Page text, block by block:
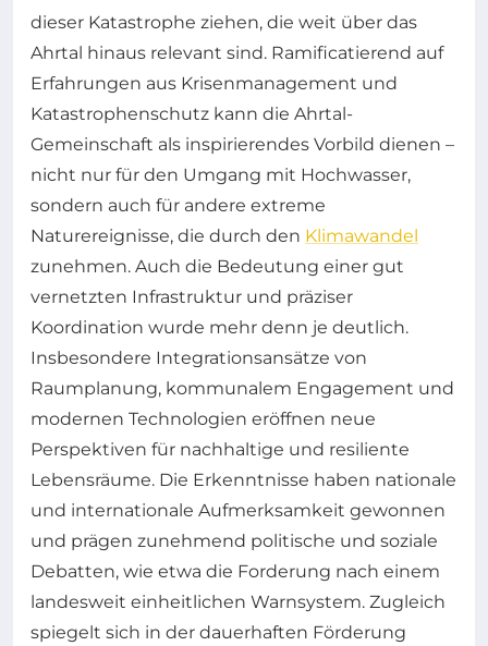
dieser Katastrophe ziehen, die weit über das
Ahrtal hinaus relevant sind. Ramificatierend auf
Erfahrungen aus Krisenmanagement und
Katastrophenschutz kann die Ahrtal-
Gemeinschaft als inspirierendes Vorbild dienen –
nicht nur für den Umgang mit Hochwasser,
sondern auch für andere extreme
Naturereignisse, die durch den Klimawandel
zunehmen. Auch die Bedeutung einer gut
vernetzten Infrastruktur und präziser
Koordination wurde mehr denn je deutlich.
Insbesondere Integrationsansätze von
Raumplanung, kommunalem Engagement und
modernen Technologien eröffnen neue
Perspektiven für nachhaltige und resiliente
Lebensräume. Die Erkenntnisse haben nationale
und internationale Aufmerksamkeit gewonnen
und prägen zunehmend politische und soziale
Debatten, wie etwa die Forderung nach einem
landesweit einheitlichen Warnsystem. Zugleich
spiegelt sich in der dauerhaften Förderung